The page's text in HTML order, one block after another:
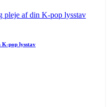
K-pop lysstav